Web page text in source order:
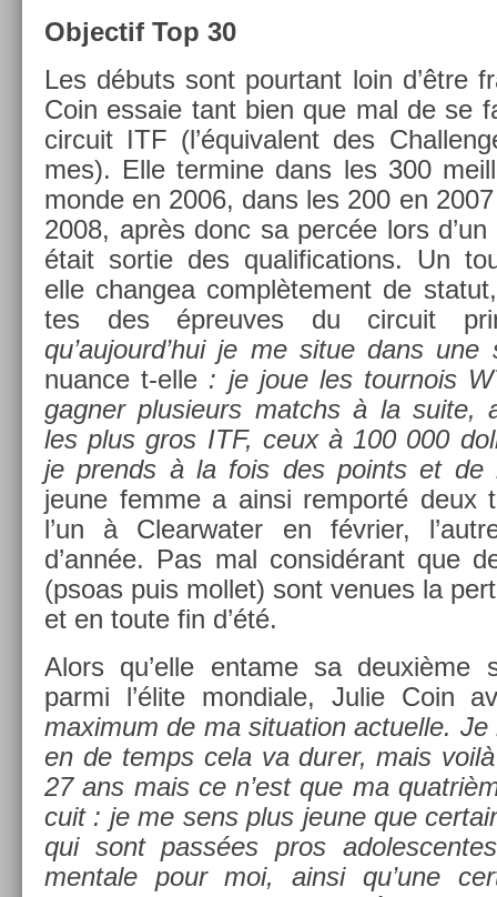
Ob­jec­tif Top 30
Les débuts sont pour­tant loin d’être
Coin es­saie tant bien que mal de se
cir­cuit ITF (l’équivalent des
mes). Elle ter­mine dans les 300
monde en 2006, dans les 200 en
2008, après donc sa percée lors
était sor­tie des qualifica­tions. Un
elle chan­gea com­plète­ment de
tes des épre­uves du cir­cuit
qu’aujourd’hui je me situe dans une
nuan­ce t-elle : je joue les tour­nois
gagn­er plusieurs matchs à la suite,
les plus gros ITF, ceux à 100 000
je pre­nds à la fois des points et de
jeune femme a ainsi re­mporté deux
l’un à Clear­wat­er en février,
d’année. Pas mal con­sidérant que
(psoas puis mol­let) sont venues la
et en toute fin d’été.
Alors qu’elle en­tame sa deuxième
parmi l’élite mon­diale, Julie Coin
maxi­mum de ma situa­tion ac­tuel­le.
en de temps cela va durer, mais
27 ans mais ce n’est que ma
cuit : je me sens plus jeune que
qui sont passées pros
men­tale pour moi, ainsi qu’une